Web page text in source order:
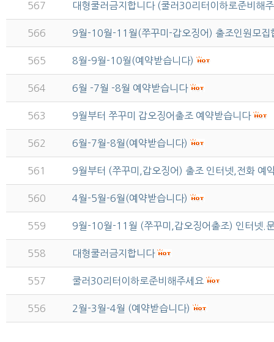
567 대형쿨러금지합니다 (쿨러30리터이하로준비해
566 9월-10월-11월(쭈꾸미-갑오징어) 출조인원모집
565 8월-9월-10월(예약받습니다)
564 6월 -7월 -8월 예약받습니다
563 9월부터 쭈꾸미 갑오징어출조 예약받습니다
562 6월-7월-8월(예약받습니다)
561 9월부터 (쭈꾸미,갑오징어) 출조 인터넷,전화 예
560 4월-5월-6월(예약받습니다)
559 9월-10월-11월 (쭈꾸미,갑오징어출조) 인터넷.
558 대형쿨러금지합니다
557 쿨러30리터이하로준비해주세요
556 2월-3월-4월 (예약받습니다)